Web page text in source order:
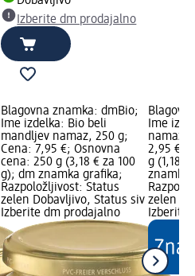
Izberite dm prodajalno
Blagovna znamka: dmBio;
Ime izdelka: Bio beli
mandljev namaz, 250 g;
Cena: 7,95 €; Osnovna
cena: 250 g (3,18 € za 100
g); dm znamka grafika;
Razpoložljivost: Status
zelen Dobavljivo, Status siv
Izberite dm prodajalno
Ime
namaz
2,95 €;
g (1,18 €
znamka
zelen
Izberite